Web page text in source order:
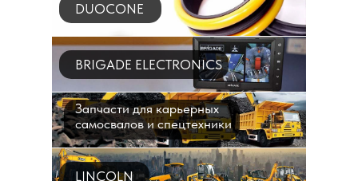
DUOCONE
BRIGADE ELECTRONICS
Запчасти для карьерных
самосвалов и спецтехники
LINCOLN